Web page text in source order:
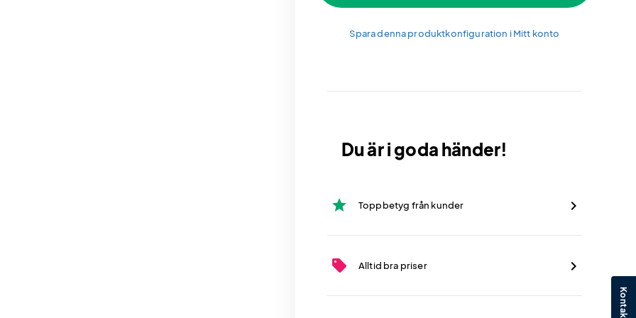
Spara denna produktkonfiguration i Mitt konto
Du är i goda händer!
star Toppbetyg från kunder
sell Alltid bra priser